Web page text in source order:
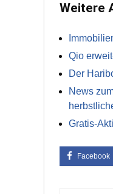
Weitere
Qio
Der
News
Gratis-